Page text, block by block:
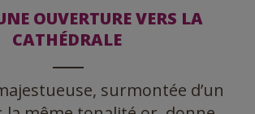
OUVERTURE VERS LA
CATHÉDRALE
surmontée d’un